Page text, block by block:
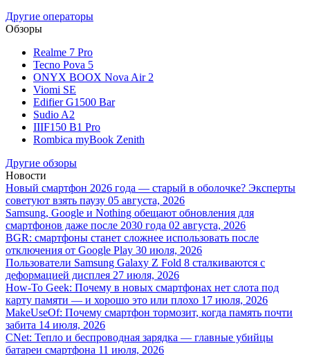
Другие операторы
Обзоры
Realme 7 Pro
Tecno Pova 5
ONYX BOOX Nova Air 2
Viomi SE
Edifier G1500 Bar
Sudio A2
IIIF150 B1 Pro
Rombica myBook Zenith
Другие обзоры
Новости
Новый смартфон 2026 года — старый в оболочке? Эксперты
советуют взять паузу 05 августа, 2026
Samsung, Google и Nothing обещают обновления для
смартфонов даже после 2030 года 02 августа, 2026
BGR: смартфоны станет сложнее использовать после
отключения от Google Play 30 июля, 2026
Пользователи Samsung Galaxy Z Fold 8 сталкиваются с
деформацией дисплея 27 июля, 2026
How-To Geek: Почему в новых смартфонах нет слота под
карту памяти — и хорошо это или плохо 17 июля, 2026
MakeUseOf: Почему смартфон тормозит, когда память почти
забита 14 июля, 2026
CNet: Тепло и беспроводная зарядка — главные убийцы
батареи смартфона 11 июля, 2026